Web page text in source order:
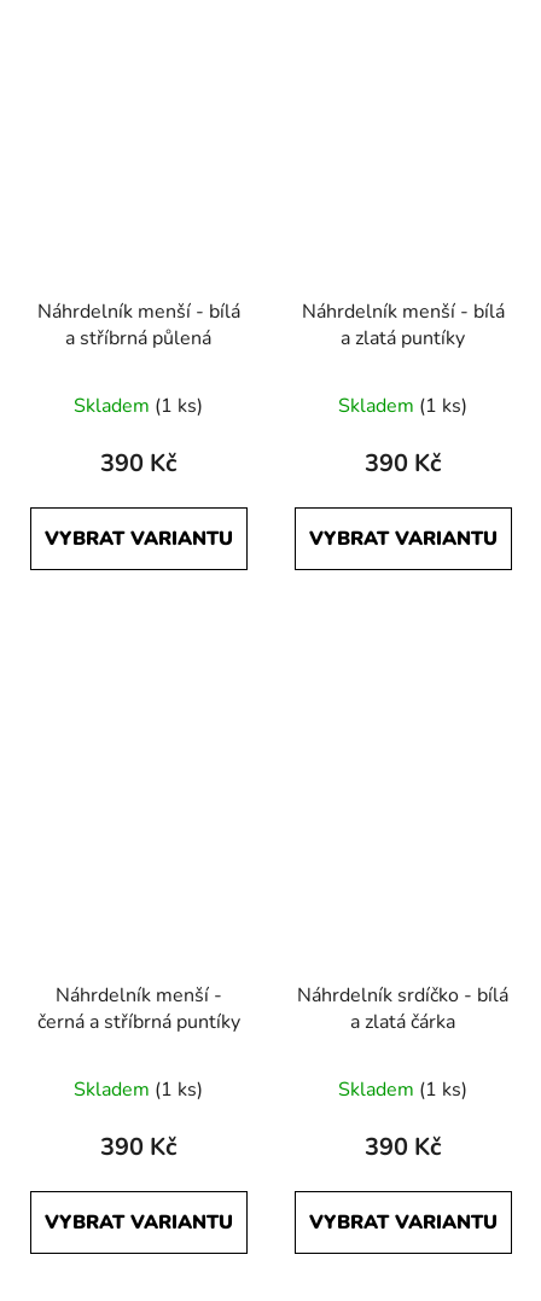
Náhrdelník menší - bílá
a stříbrná půlená
Skladem (1 ks)
390 Kč
VYBRAT VARIANTU
Náhrdelník menší - bílá
a zlatá puntíky
Skladem (1 ks)
390 Kč
VYBRAT VARIANTU
Náhrdelník menší -
černá a stříbrná puntíky
Skladem (1 ks)
390 Kč
VYBRAT VARIANTU
Náhrdelník srdíčko - bílá
a zlatá čárka
Skladem (1 ks)
390 Kč
VYBRAT VARIANTU